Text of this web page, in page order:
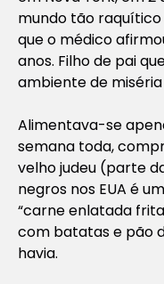
mundo tão
que o médico
anos. Filho de pai
ambiente de
Alimentava-se
semana toda,
velho judeu (parte
negros nos EUA é
“carne enlatada
com batatas e pão
havia.